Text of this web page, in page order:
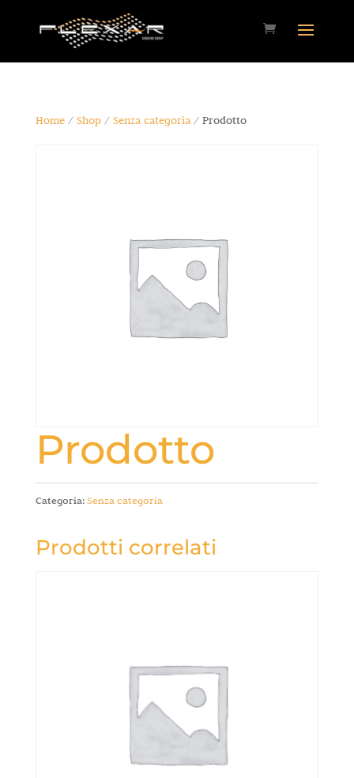
Home/ Shop/ Senza categoria/ Prodotto
Prodotto
Categoria:Senza categoria
Prodotti correlati